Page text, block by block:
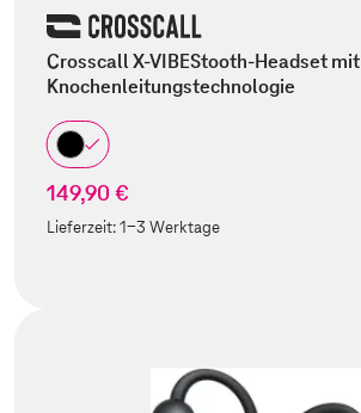
Crosscall X-VIBEStooth-Headset mit
Knochenleitungstechnologie
149,90 €
Lieferzeit:1-3 Werktage